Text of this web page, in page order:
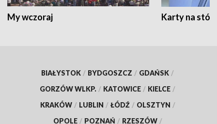
My wczoraj Karty na
BIAŁYSTOK / BYDGOSZCZ / GDAŃSK /
GORZÓW WLKP. / KATOWICE / KIELCE /
KRAKÓW / LUBLIN / ŁÓDŹ / OLSZTYN /
OPOLE / POZNAŃ / RZESZÓW /